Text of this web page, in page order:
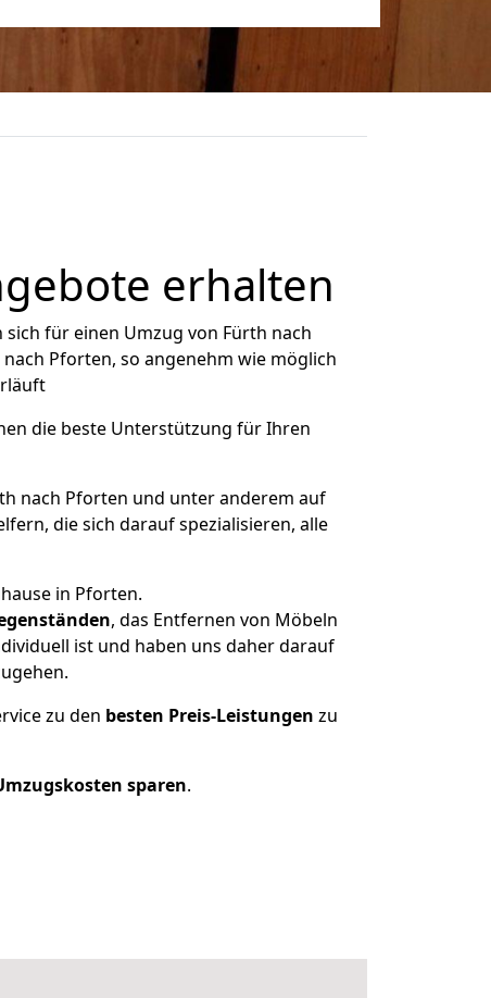
erhalten
für einen Umzug von Fürth nach
Pforten, so angenehm wie möglich
die beste Unterstützung für Ihren
nach Pforten und unter anderem auf
die sich darauf spezialisieren, alle
in Pforten.
, das Entfernen von Möbeln
ist und haben uns daher darauf
zu den besten Preis-Leistungen zu
sparen.